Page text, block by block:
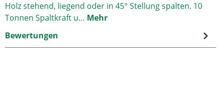
Holz stehend, liegend oder in 45° Stellung spalten. 10
Tonnen Spaltkraft u… Mehr
Bewertungen